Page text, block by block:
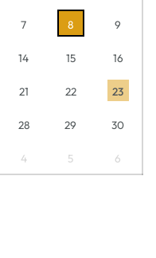
7 8 9
14 15 16
21 22 23
28 29 30
4 5 6